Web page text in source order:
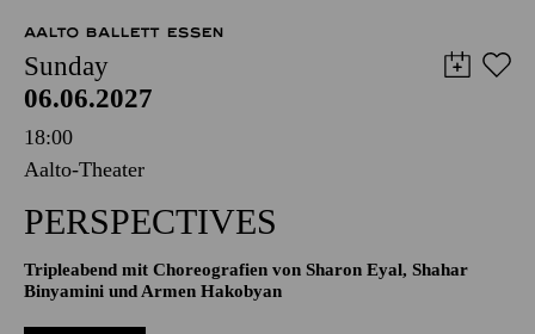
AALTO BALLETT ESSEN
Sunday
06.06.2027
18:00
Aalto-Theater
PERSPECTIVES
Tripleabend mit Choreografien von Sharon Eyal, Shahar
Binyamini und Armen Hakobyan